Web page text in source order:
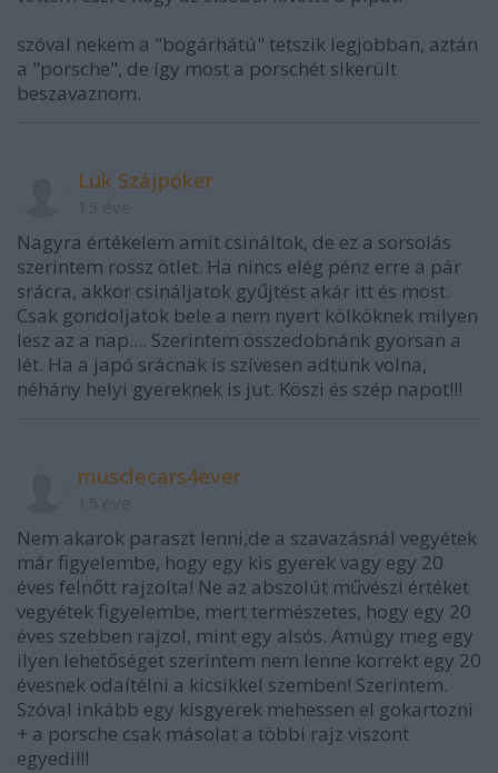
szóval nekem a "bogárhátú" tetszik legjobban, aztán
a "porsche", de így most a porschét sikerült
beszavaznom.
Luk Szájpóker
Nagyra értékelem amit csináltok, de ez a sorsolás
szerintem rossz ötlet. Ha nincs elég pénz erre a pár
srácra, akkor csináljatok gyűjtést akár itt és most.
Csak gondoljatok bele a nem nyert kölköknek milyen
lesz az a nap.... Szerintem összedobnánk gyorsan a
lét. Ha a japó srácnak is szívesen adtunk volna,
néhány helyi gyereknek is jut. Köszi és szép napot!!!
musclecars4ever
Nem akarok paraszt lenni,de a szavazásnál vegyétek
már figyelembe, hogy egy kis gyerek vagy egy 20
éves felnőtt rajzolta! Ne az abszolút művészi értéket
vegyétek figyelembe, mert természetes, hogy egy 20
éves szebben rajzol, mint egy alsós. Amúgy meg egy
ilyen lehetőséget szerintem nem lenne korrekt egy 20
évesnek odaítélni a kicsikkel szemben! Szerintem.
Szóval inkább egy kisgyerek mehessen el gokartozni
+ a porsche csak másolat a többi rajz viszont
egyedi!!!